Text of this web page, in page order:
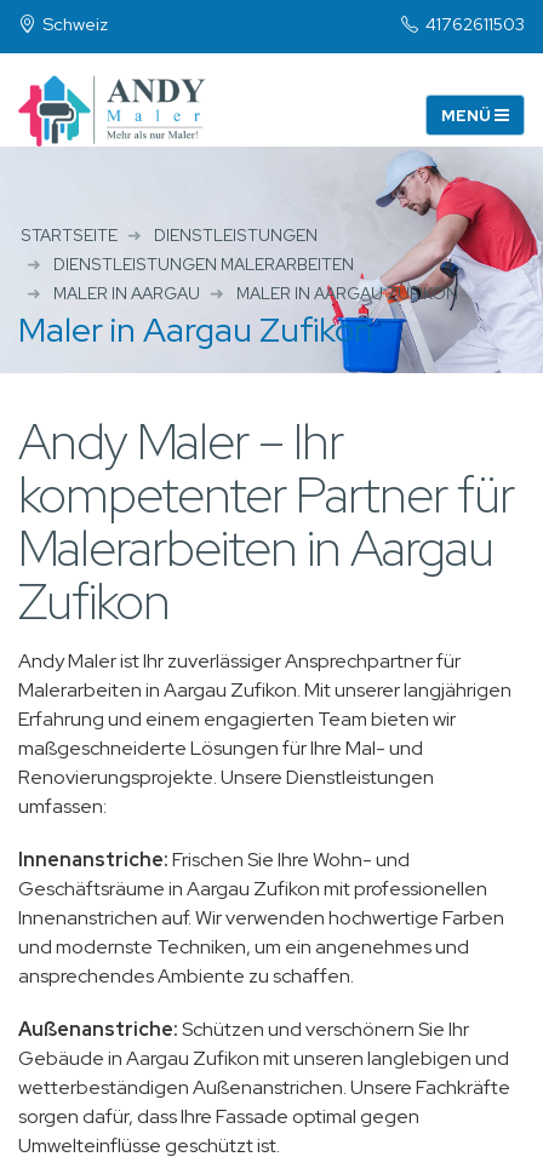
Schweiz 41762611503
STARTSEITE
DIENSTLEISTUNGEN
DIENSTLEISTUNGEN MALERARBEITEN
MALER IN AARGAU
MALER IN AARGAU ZUFIKON
Maler in Aargau Zufikon
Andy Maler – Ihr
kompetenter Partner für
Malerarbeiten in Aargau
Zufikon
Andy Maler ist Ihr zuverlässiger Ansprechpartner für
Malerarbeiten in Aargau Zufikon. Mit unserer langjährigen
Erfahrung und einem engagierten Team bieten wir
maßgeschneiderte Lösungen für Ihre Mal- und
Renovierungsprojekte. Unsere Dienstleistungen
umfassen:
Innenanstriche:Frischen Sie Ihre Wohn- und
Geschäftsräume in Aargau Zufikon mit professionellen
Innenanstrichen auf. Wir verwenden hochwertige Farben
und modernste Techniken, um ein angenehmes und
ansprechendes Ambiente zu schaffen.
Außenanstriche:Schützen und verschönern Sie Ihr
Gebäude in Aargau Zufikon mit unseren langlebigen und
wetterbeständigen Außenanstrichen. Unsere Fachkräfte
sorgen dafür, dass Ihre Fassade optimal gegen
Umwelteinflüsse geschützt ist.